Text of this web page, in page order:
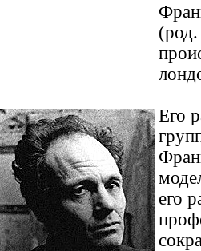
Его
его